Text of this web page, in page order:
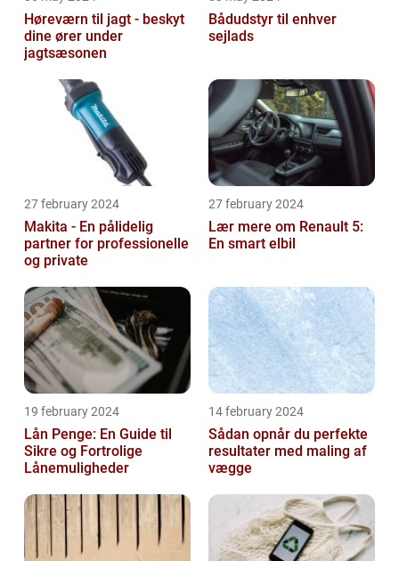
Høreværn til jagt - beskyt
dine ører under
jagtsæsonen
Bådudstyr til enhver
sejlads
27 february 2024
Makita - En pålidelig
partner for professionelle
og private
27 february 2024
Lær mere om Renault 5:
En smart elbil
19 february 2024
Lån Penge: En Guide til
Sikre og Fortrolige
Lånemuligheder
14 february 2024
Sådan opnår du perfekte
resultater med maling af
vægge